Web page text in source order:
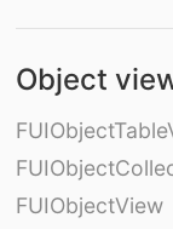
Object
FUIObjectView